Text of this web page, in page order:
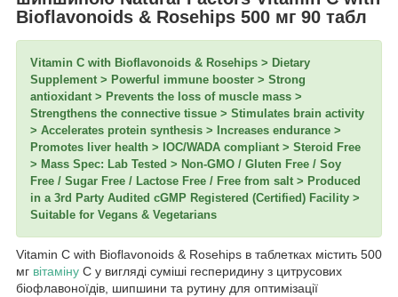
Bioflavonoids & Rosehips 500 мг 90 табл
Vitamin C with Bioflavonoids & Rosehips > Dietary
Supplement > Powerful immune booster > Strong
antioxidant > Prevents the loss of muscle mass >
Strengthens the connective tissue > Stimulates brain activity
> Accelerates protein synthesis > Increases endurance >
Promotes liver health > IOC/WADA compliant > Steroid Free
> Mass Spec: Lab Tested > Non-GMO / Gluten Free / Soy
Free / Sugar Free / Lactose Free / Free from salt > Produced
in a 3rd Party Audited cGMP Registered (Certified) Facility >
Suitable for Vegans & Vegetarians
Vitamin C with Bioflavonoids & Rosehips в таблетках містить 500
мг вітаміну C у вигляді суміші гесперидину з цитрусових
біофлавоноїдів, шипшини та рутину для оптимізації